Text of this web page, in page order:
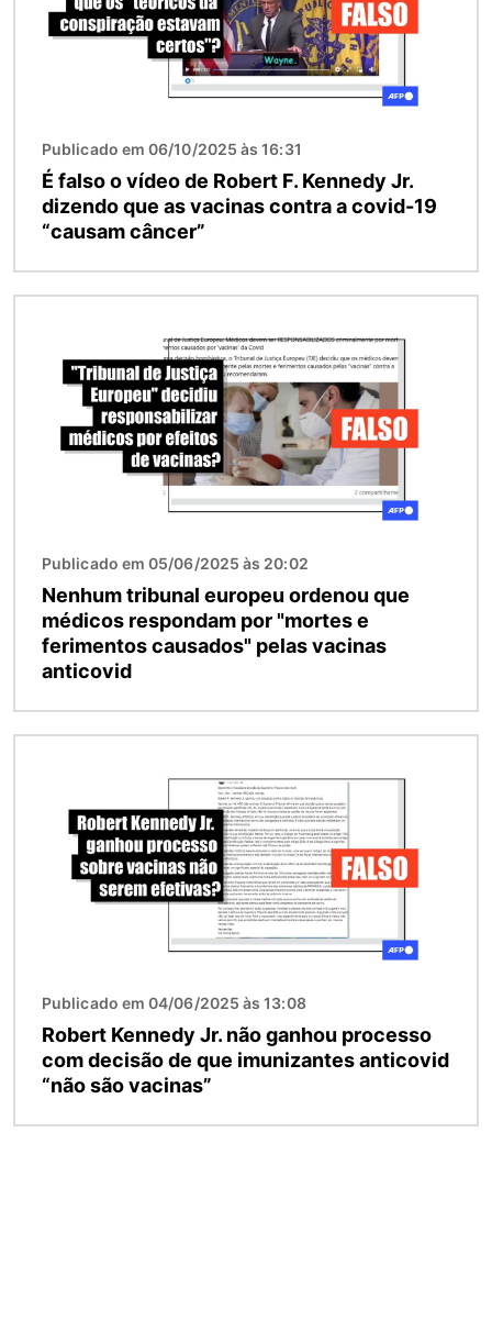
Publicado em 06/10/2025 às 16:31
É falso o vídeo de Robert F. Kennedy Jr.
dizendo que as vacinas contra a covid-19
“causam câncer”
Publicado em 05/06/2025 às 20:02
Nenhum tribunal europeu ordenou que
médicos respondam por "mortes e
ferimentos causados" pelas vacinas
anticovid
Publicado em 04/06/2025 às 13:08
Robert Kennedy Jr. não ganhou processo
com decisão de que imunizantes anticovid
“não são vacinas”